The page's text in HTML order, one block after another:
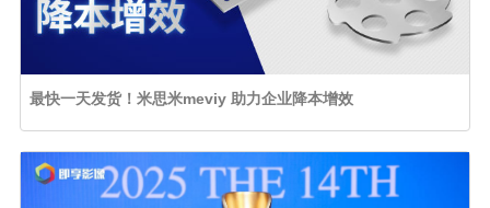
最快一天发货！米思米meviy 助力企业降本增效